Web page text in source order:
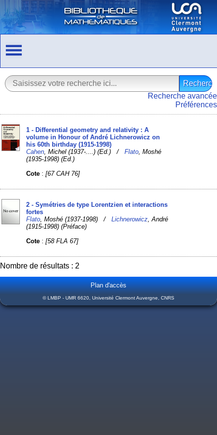
Recherche avancée
Préférences
1 - Differential geometry and relativity : A
volume in Honour of André Lichnerowicz on
his 60th birthday (1915-1998)
Cahen , Michel (1937-....) (Ed.) /Flato , Moshé
(1935-1998) (Ed.)
Cote :[67 CAH 76]
2 - Symétries de type Lorentzien et interactions
fortes
Flato , Moshé (1937-1998) /Lichnerowicz , André
(1915-1998) (Préface)
Cote :[58 FLA 67]
Nombre de résultats : 2
Plan d'accès
© LMBP - UMR 6620, Université Clermont Auvergne, CNRS